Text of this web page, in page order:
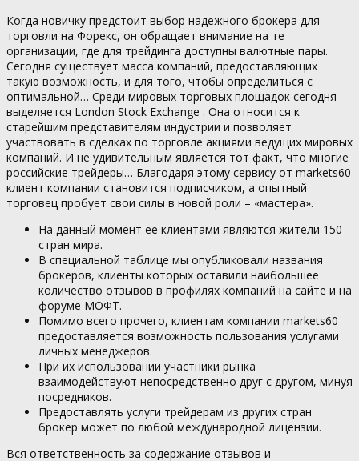
Когда новичку предстоит выбор надежного брокера для
торговли на Форекс, он обращает внимание на те
организации, где для трейдинга доступны валютные пары.
Сегодня существует масса компаний, предоставляющих
такую возможность, и для того, чтобы определиться с
оптимальной… Среди мировых торговых площадок сегодня
выделяется London Stock Exchange . Она относится к
старейшим представителям индустрии и позволяет
участвовать в сделках по торговле акциями ведущих мировых
компаний. И не удивительным является тот факт, что многие
российские трейдеры… Благодаря этому сервису от markets60
клиент компании становится подписчиком, а опытный
торговец пробует свои силы в новой роли – «мастера».
На данный момент ее клиентами являются жители 150
стран мира.
В специальной таблице мы опубликовали названия
брокеров, клиенты которых оставили наибольшее
количество отзывов в профилях компаний на сайте и на
форуме МОФТ.
Помимо всего прочего, клиентам компании markets60
предоставляется возможность пользования услугами
личных менеджеров.
При их использовании участники рынка
взаимодействуют непосредственно друг с другом, минуя
посредников.
Предоставлять услуги трейдерам из других стран
брокер может по любой международной лицензии.
Вся ответственность за содержание отзывов и